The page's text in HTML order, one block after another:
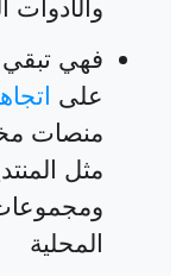
والأدوات
فهي تبقي
على
منصات
مثل
المحلية